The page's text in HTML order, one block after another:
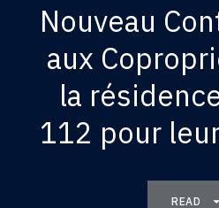
Nouveau
aux
la
112 pour
READ